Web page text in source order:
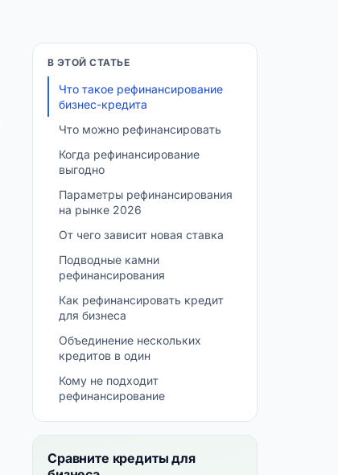
В ЭТОЙ СТАТЬЕ
Что такое рефинансирование
бизнес-кредита
Что можно рефинансировать
Когда рефинансирование
выгодно
Параметры рефинансирования
на рынке 2026
От чего зависит новая ставка
Подводные камни
рефинансирования
Как рефинансировать кредит
для бизнеса
Объединение нескольких
кредитов в один
Кому не подходит
рефинансирование
Сравните кредиты для